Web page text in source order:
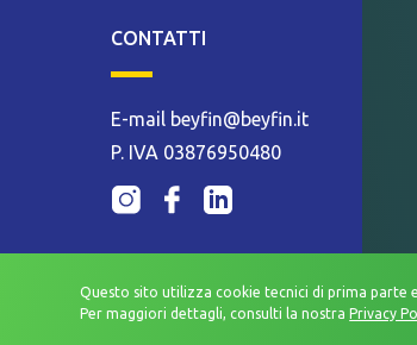
CONTATTI
E-mail beyfin@beyfin.it
P. IVA 03876950480
Questo sito utilizza cookie tecnici di prima parte
Per maggiori dettagli, consulti la nostraPrivacy